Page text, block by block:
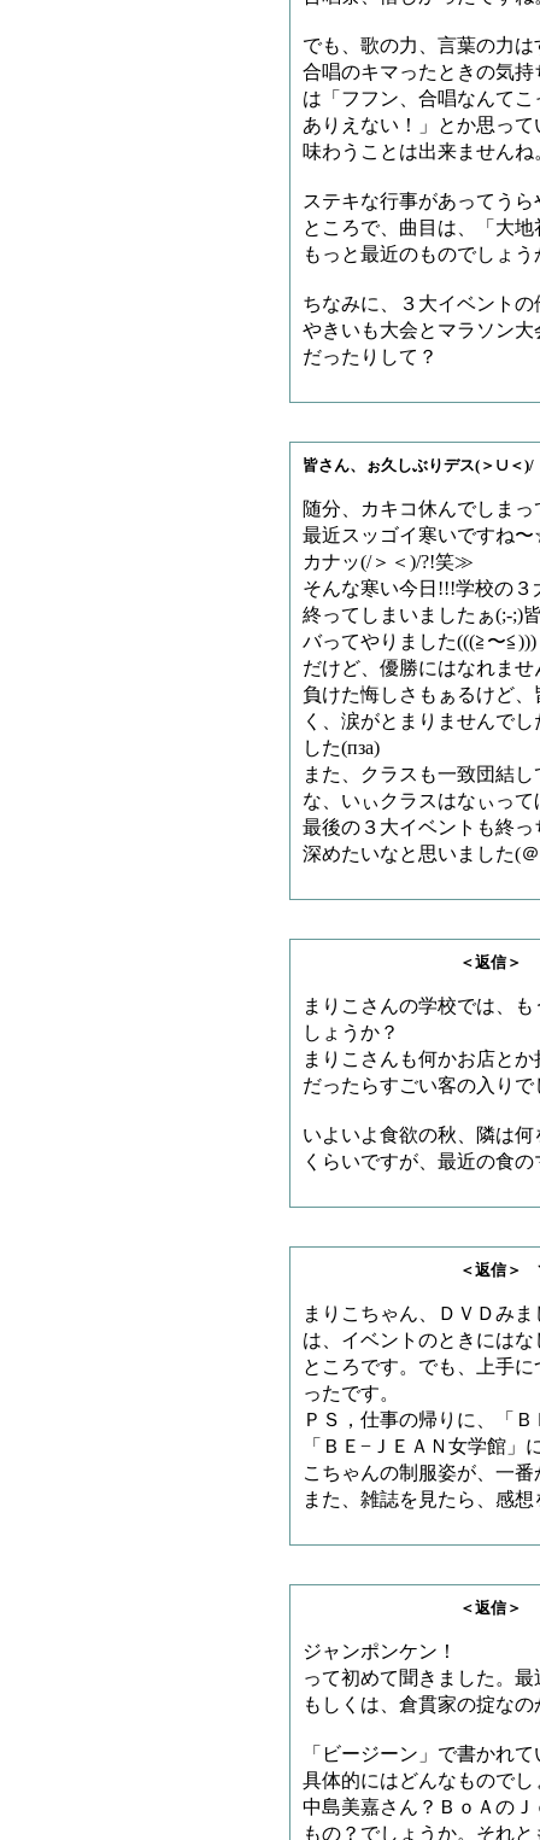
でも、歌の力、言葉の力
合唱のキマったときの気
は「フフン、合唱なんて
ありえない！」とか思っ
味わうことは出来ません
ステキな行事があってう
ところで、曲目は、「大
もっと最近のものでしょ
ちなみに、３大イベント
やきいも大会とマラソン
だったりして？
皆さん、ぉ久しぶりデス(＞∪＜)/
随分、カキコ休んでしま
最近スッゴイ寒いですね
カナッ(/＞＜)/?!笑≫
そんな寒い今日!!!学校の
終ってしまいましたぁ(;-;)
バってやりました(((≧〜
だけど、優勝にはなれま
負けた悔しさもぁるけど
く、涙がとまりませんで
した(пза)
また、クラスも一致団結
な、いぃクラスはなぃっ
最後の３大イベントも終
深めたいなと思いました
＜返信＞ とろろさ
まりこさんの学校では、
しょうか？
まりこさんも何かお店と
だったらすごい客の入り
いよいよ食欲の秋、隣は
くらいですが、最近の食
＜返信＞ てーきー
まりこちゃん、ＤＶＤみ
は、イベントのときには
ところです。でも、上手
ったです。
ＰＳ，仕事の帰りに、「
「ＢＥ−ＪＥＡＮ女学館
こちゃんの制服姿が、一
また、雑誌を見たら、感
＜返信＞ とろろさ
ジャンポンケン！
って初めて聞きました。
もしくは、倉貫家の掟な
「ビージーン」で書かれ
具体的にはどんなもので
中島美嘉さん？ＢｏＡの
もの？でしょうか。それ